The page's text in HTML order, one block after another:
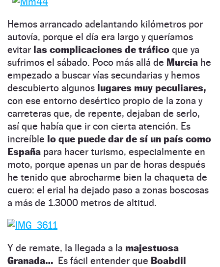
Hemos arrancado adelantando kilómetros por
autovía, porque el día era largo y queríamos
evitar las complicaciones de tráfico que ya
sufrimos el sábado. Poco más allá de Murcia he
empezado a buscar vías secundarias y hemos
descubierto algunos lugares muy peculiares,
con ese entorno desértico propio de la zona y
carreteras que, de repente, dejaban de serlo,
así que había que ir con cierta atención. Es
increíble lo que puede dar de sí un país como
España para hacer turismo, especialmente en
moto, porque apenas un par de horas después
he tenido que abrocharme bien la chaqueta de
cuero: el erial ha dejado paso a zonas boscosas
a más de 1.3000 metros de altitud.
Y de remate, la llegada a la majestuosa
Granada… Es fácil entender que Boabdil